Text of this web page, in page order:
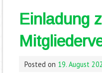
Einladung
Posted on 19. August